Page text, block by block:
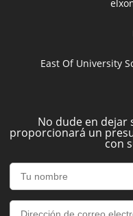
East Of University
No dude en dejar
proporcionará un
con